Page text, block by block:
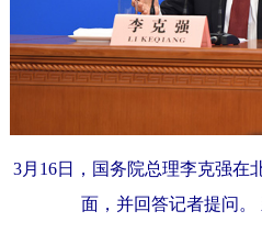
3月16日，国务院总理李克强在
面，并回答记者提问